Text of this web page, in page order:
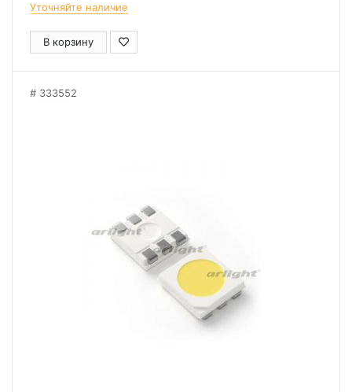
Уточняйте наличие
В корзину
333552